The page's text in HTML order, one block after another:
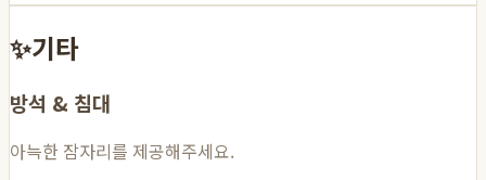
✨기타
방석 & 침대
아늑한 잠자리를 제공해주세요.